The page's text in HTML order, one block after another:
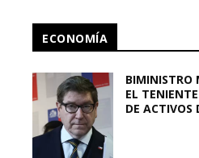
ECONOMÍA
BIMINISTRO
EL
DE ACTIVOS